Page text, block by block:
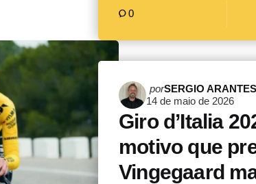
0
Postado
por
porSERGIO ARANTES
14 de maio de 2026
Giro d’Italia
motivo que
Vingegaard